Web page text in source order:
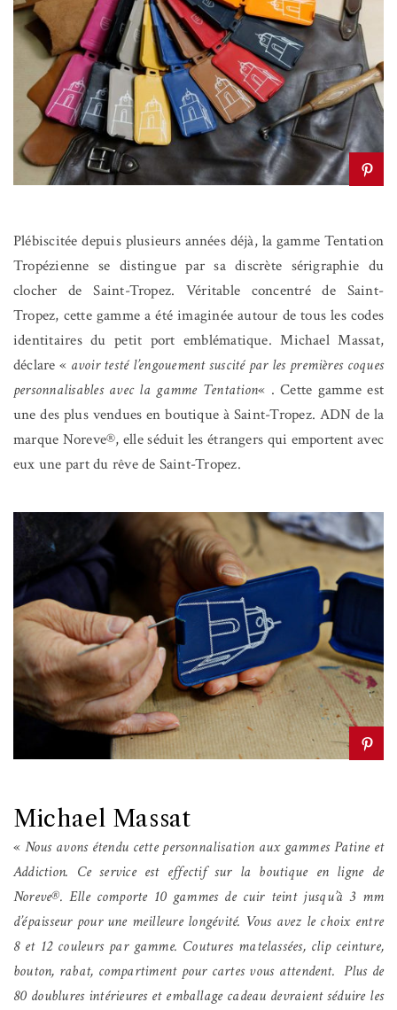
Plébiscitée depuis plusieurs années déjà, la gamme Tentation
Tropézienne se distingue par sa discrète sérigraphie du
clocher de Saint-Tropez. Véritable concentré de Saint-
Tropez, cette gamme a été imaginée autour de tous les codes
identitaires du petit port emblématique. Michael Massat,
déclare « avoir testé l’engouement suscité par les premières coques
personnalisables avec la gamme Tentation« . Cette gamme est
une des plus vendues en boutique à Saint-Tropez. ADN de la
marque Noreve®, elle séduit les étrangers qui emportent avec
eux une part du rêve de Saint-Tropez.
Michael Massat
« Nous avons étendu cette personnalisation aux gammes Patine et
Addiction. Ce service est effectif sur la boutique en ligne de
Noreve®. Elle comporte 10 gammes de cuir teint jusqu’à 3 mm
d’épaisseur pour une meilleure longévité. Vous avez le choix entre
8 et 12 couleurs par gamme. Coutures matelassées, clip ceinture,
bouton, rabat, compartiment pour cartes vous attendent. Plus de
80 doublures intérieures et emballage cadeau devraient séduire les